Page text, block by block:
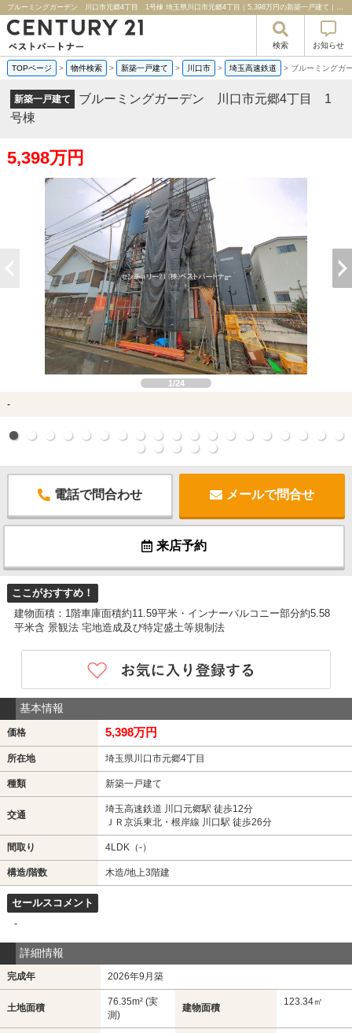
ブルーミングガーデン 川口市元郷4丁目 1号棟 埼玉県川口市元郷4丁目｜5,398万円の新築一戸建て｜分譲住宅や新築物件｜センチュリー２１ベストパートナー
検索 お知らせ
TOPページ > 物件検索 > 新築一戸建て > 川口市 > 埼玉高速鉄道 > ブルーミング
新築一戸建て
ブルーミングガーデン 川口市元郷4丁目 1
号棟
5,398万円
1/24
-
電話で問合わせ メールで問合せ
来店予約
ここがおすすめ！
建物面積：1階車庫面積約11.59平米・インナーバルコニー部分約5.58
平米含 景観法 宅地造成及び特定盛土等規制法
基本情報
価格 5,398万円
所在地 埼玉県川口市元郷4丁目
種類 新築一戸建て
交通
埼玉高速鉄道 川口元郷駅 徒歩12分
ＪＲ京浜東北・根岸線 川口駅 徒歩26分
間取り 4LDK（-）
構造/階数 木造/地上3階建
セールスコメント
-
詳細情報
完成年 2026年9月築
土地面積
76.35m² (実
測)
建物面積
123.34㎡